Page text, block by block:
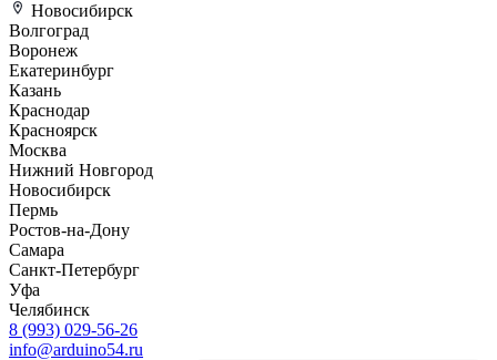
Новосибирск
Волгоград
Воронеж
Екатеринбург
Казань
Краснодар
Красноярск
Москва
Нижний Новгород
Новосибирск
Пермь
Ростов-на-Дону
Самара
Санкт-Петербург
Уфа
Челябинск
8 (993) 029-56-26
info@arduino54.ru